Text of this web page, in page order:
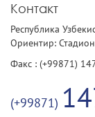
Контакт
Республика
Ориентир:
Факс : (+99871)
(+99871)